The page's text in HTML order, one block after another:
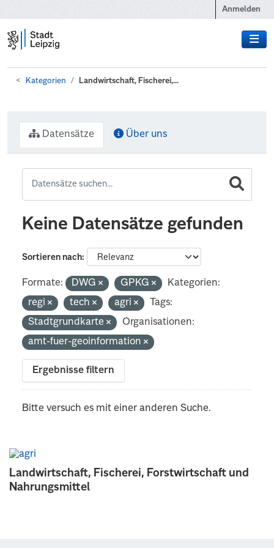
Anmelden
Kategorien Landwirtschaft, Fischerei,...
Landwirtschaft, Fischerei, Forstwirtschaft und
Nahrungsmittel
Datensätze Über uns
Keine Datensätze gefunden
Sortieren nach
Formate: DWG GPKG
Kategorien:
regi
tech agri
Tags:
Stadtgrundkarte
Organisationen:
amt-fuer-geoinformation
Ergebnisse filtern
Bitte versuch es mit einer anderen Suche.